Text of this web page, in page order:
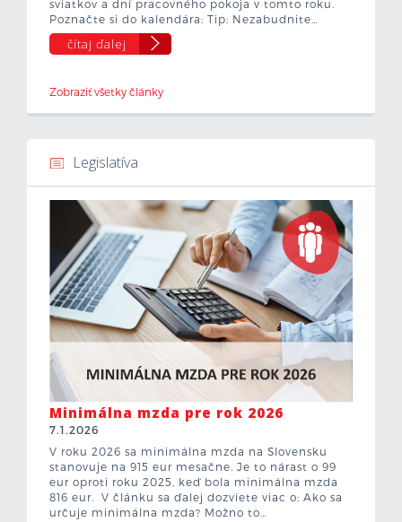
sviatkov a dní pracovného pokoja v tomto roku.
Poznačte si do kalendára: Tip: Nezabudnite…
čítaj ďalej
Zobraziť všetky články
Legislatíva
Minimálna mzda pre rok 2026
7.1.2026
V roku 2026 sa minimálna mzda na Slovensku
stanovuje na 915 eur mesačne. Je to nárast o 99
eur oproti roku 2025, keď bola minimálna mzda
816 eur. V článku sa ďalej dozviete viac o: Ako sa
určuje minimálna mzda? Možno to…